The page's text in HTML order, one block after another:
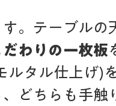
。テーブルの
だわりの一枚板
ルタル仕上げ)
どちらも手触